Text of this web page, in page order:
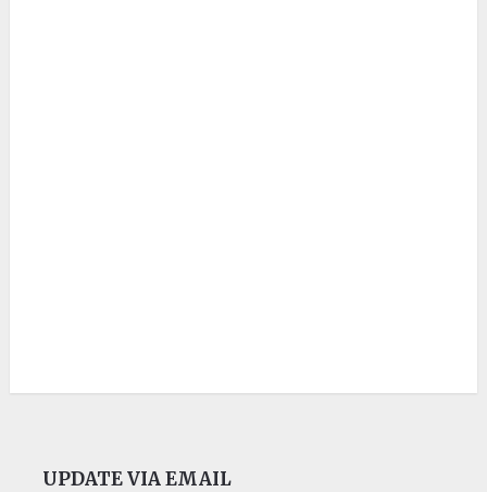
UPDATE VIA EMAIL